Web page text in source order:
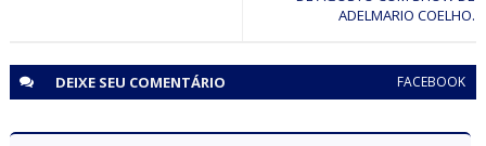
ADELMARIO COELHO.
DEIXE SEU COMENTÁRIO FACEBOOK